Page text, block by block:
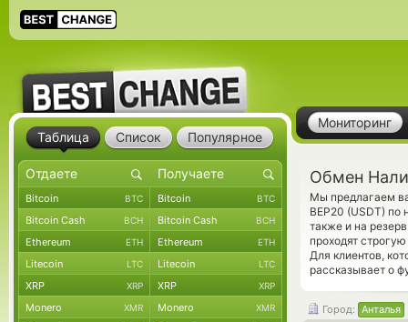
Мониторинг
Обмен
Мы предлагаем
BEP20 (USDT) по
также и на
проходят
Для клиентов,
рассказывает о
Город: Анталья
Таблица Список Популярное
Bitcoin BTC Bitcoin BTC
Bitcoin Cash BCH Bitcoin Cash BCH
Ethereum ETH Ethereum ETH
Litecoin LTC Litecoin LTC
XRP XRP XRP XRP
Monero XMR Monero XMR